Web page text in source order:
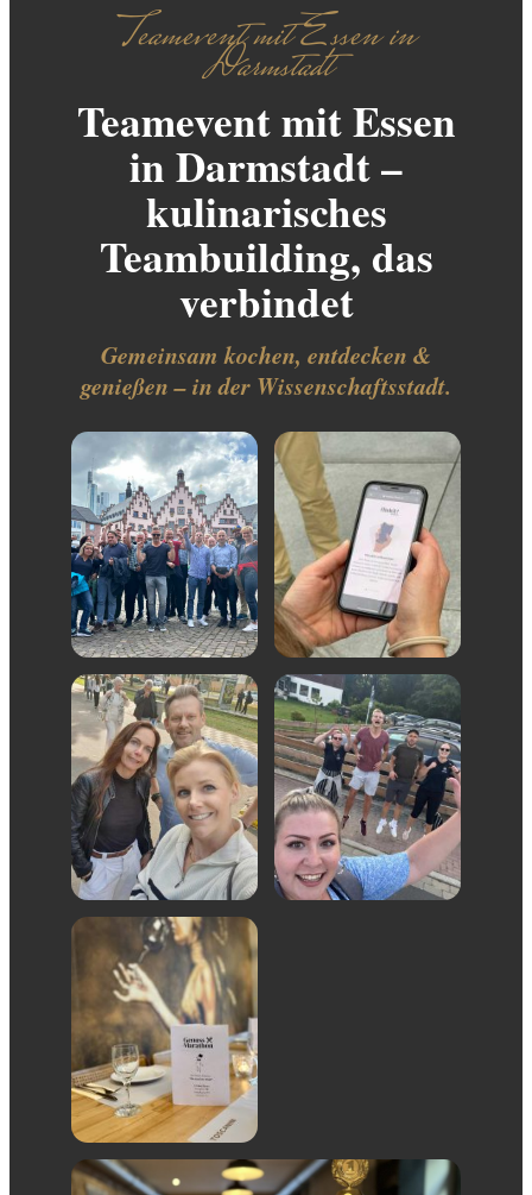
Teamevent mit Essen in
Darmstadt
Teamevent mit Essen
in Darmstadt –
kulinarisches
Teambuilding, das
verbindet
Gemeinsam kochen, entdecken &
genießen – in der Wissenschaftsstadt.